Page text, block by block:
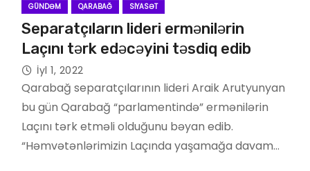
GÜNDƏM QARABAĞ SIYASƏT
Separatçıların lideri ermənilərin
Laçını tərk edəcəyini təsdiq edib
İyl 1, 2022
Qarabağ separatçılarının lideri Araik Arutyunyan
bu gün Qarabağ “parlamentində” ermənilərin
Laçını tərk etməli olduğunu bəyan edib.
“Həmvətənlərimizin Laçında yaşamağa davam…